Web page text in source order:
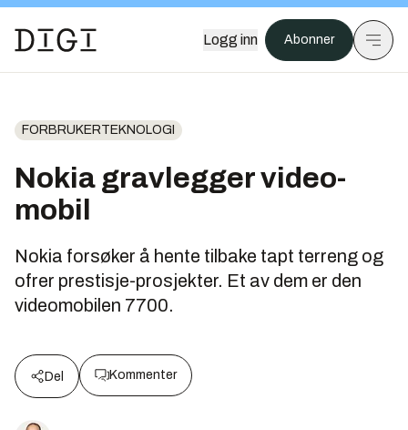
Logg inn Abonner
FORBRUKERTEKNOLOGI
Nokia gravlegger video-
mobil
Nokia forsøker å hente tilbake tapt terreng og
ofrer prestisje-prosjekter. Et av dem er den
videomobilen 7700.
Del Kommenter